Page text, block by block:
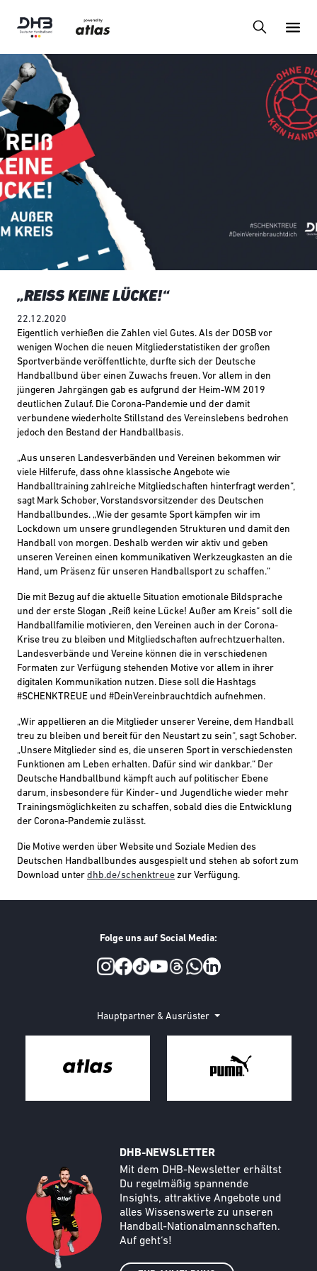
„REISS KEINE LÜCKE!“
22.12.2020
Eigentlich verhießen die Zahlen viel Gutes. Als der DOSB vor
wenigen Wochen die neuen Mitgliederstatistiken der großen
Sportverbände veröffentlichte, durfte sich der Deutsche
Handballbund über einen Zuwachs freuen. Vor allem in den
jüngeren Jahrgängen gab es aufgrund der Heim-WM 2019
deutlichen Zulauf. Die Corona-Pandemie und der damit
verbundene wiederholte Stillstand des Vereinslebens bedrohen
jedoch den Bestand der Handballbasis.
„Aus unseren Landesverbänden und Vereinen bekommen wir
viele Hilferufe, dass ohne klassische Angebote wie
Handballtraining zahlreiche Mitgliedschaften hinterfragt werden“,
sagt Mark Schober, Vorstandsvorsitzender des Deutschen
Handballbundes. „Wie der gesamte Sport kämpfen wir im
Lockdown um unsere grundlegenden Strukturen und damit den
Handball von morgen. Deshalb werden wir aktiv und geben
unseren Vereinen einen kommunikativen Werkzeugkasten an die
Hand, um Präsenz für unseren Handballsport zu schaffen.“
Die mit Bezug auf die aktuelle Situation emotionale Bildsprache
und der erste Slogan „Reiß keine Lücke! Außer am Kreis“ soll die
Handballfamilie motivieren, den Vereinen auch in der Corona-
Krise treu zu bleiben und Mitgliedschaften aufrechtzuerhalten.
Landesverbände und Vereine können die in verschiedenen
Formaten zur Verfügung stehenden Motive vor allem in ihrer
digitalen Kommunikation nutzen. Diese soll die Hashtags
#SCHENKTREUE und #DeinVereinbrauchtdich aufnehmen.
„Wir appellieren an die Mitglieder unserer Vereine, dem Handball
treu zu bleiben und bereit für den Neustart zu sein“, sagt Schober.
„Unsere Mitglieder sind es, die unseren Sport in verschiedensten
Funktionen am Leben erhalten. Dafür sind wir dankbar.“ Der
Deutsche Handballbund kämpft auch auf politischer Ebene
darum, insbesondere für Kinder- und Jugendliche wieder mehr
Trainingsmöglichkeiten zu schaffen, sobald dies die Entwicklung
der Corona-Pandemie zulässt.
Die Motive werden über Website und Soziale Medien des
Deutschen Handballbundes ausgespielt und stehen ab sofort zum
Download unter dhb.de/schenktreue zur Verfügung.
Folge uns auf Social Media:
Hauptpartner & Ausrüster
DHB-NEWSLETTER
Text
Mit dem DHB-Newsletter erhältst
Du regelmäßig spannende
Insights, attraktive Angebote und
alles Wissenswerte zu unseren
Handball-Nationalmannschaften.
Auf geht‘s!